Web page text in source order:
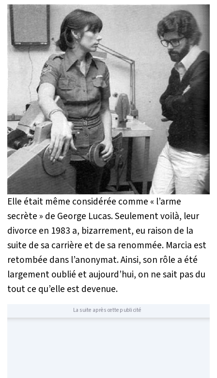
Elle était même considérée comme « l’arme
secrète » de George Lucas. Seulement voilà, leur
divorce en 1983 a, bizarrement, eu raison de la
suite de sa carrière et de sa renommée. Marcia est
retombée dans l’anonymat. Ainsi, son rôle a été
largement oublié et aujourd’hui, on ne sait pas du
tout ce qu’elle est devenue.
La suite après cette publicité